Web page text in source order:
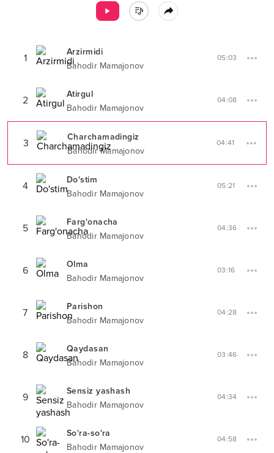
1
Arzirmidi
Bahodir Mamajonov
05:03
2
Atirgul
Bahodir Mamajonov
04:08
3
Charchamadingiz
Bahodir Mamajonov
04:41
4
Do'stim
Bahodir Mamajonov
05:21
5
Farg'onacha
Bahodir Mamajonov
04:36
6
Olma
Bahodir Mamajonov
03:16
7
Parishon
Bahodir Mamajonov
04:28
8
Qaydasan
Bahodir Mamajonov
03:46
9
Sensiz yashash
Bahodir Mamajonov
04:34
10
So'ra-so'ra
Bahodir Mamajonov
04:58